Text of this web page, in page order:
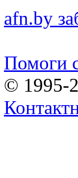
afn.by
Помоги
© 1995-